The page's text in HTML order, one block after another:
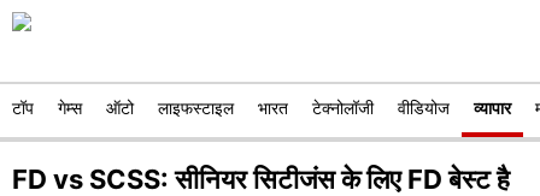
टॉप गेम्स ऑटो लाइफस्टाइल भारत टेक्नोलॉजी वीडियोज व्यापार
FD vs SCSS: सीनियर सिटीजंस के लिए FD बेस्ट है